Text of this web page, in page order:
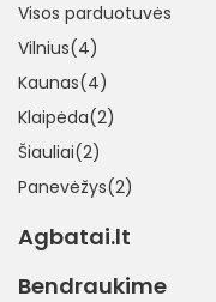
Visos parduotuvės
Vilnius(4)
Kaunas(4)
Klaipėda(2)
Šiauliai(2)
Panevėžys(2)
Agbatai.lt
Bendraukime